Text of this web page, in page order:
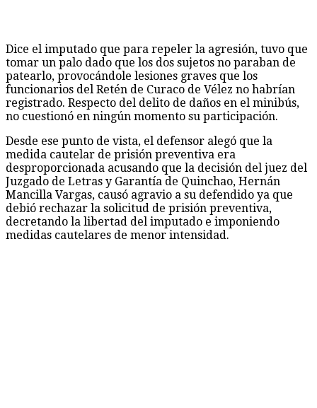
Dice el imputado que para repeler la agresión, tuvo que
tomar un palo dado que los dos sujetos no paraban de
patearlo, provocándole lesiones graves que los
funcionarios del Retén de Curaco de Vélez no habrían
registrado. Respecto del delito de daños en el minibús,
no cuestionó en ningún momento su participación.
Desde ese punto de vista, el defensor alegó que la
medida cautelar de prisión preventiva era
desproporcionada acusando que la decisión del juez del
Juzgado de Letras y Garantía de Quinchao, Hernán
Mancilla Vargas, causó agravio a su defendido ya que
debió rechazar la solicitud de prisión preventiva,
decretando la libertad del imputado e imponiendo
medidas cautelares de menor intensidad.